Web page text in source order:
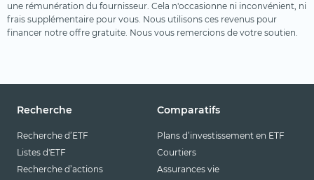
une rémunération du fournisseur. Cela n'occasionne ni inconvénient, ni
frais supplémentaire pour vous. Nous utilisons ces revenus pour
financer notre offre gratuite. Nous vous remercions de votre soutien.
Recherche
Recherche d’ETF
Listes d'ETF
Recherche d’actions
Comparatifs
Plans d’investissement en ETF
Courtiers
Assurances vie